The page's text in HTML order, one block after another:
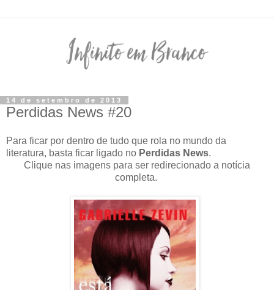
14 de setembro de 2013
Perdidas News #20
Para ficar por dentro de tudo que rola no mundo da
literatura, basta ficar ligado no Perdidas News.
Clique nas imagens para ser redirecionado a notícia
completa.